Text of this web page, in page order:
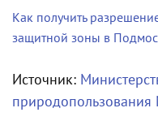
Как получить
защитной зоны в
Источник:
природопользования